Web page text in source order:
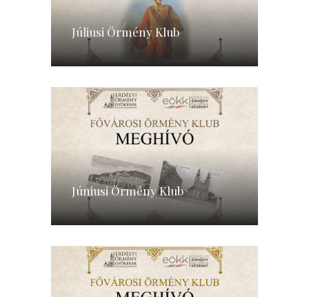
Júliusi Örmény Klub
Júniusi Örmény Klub